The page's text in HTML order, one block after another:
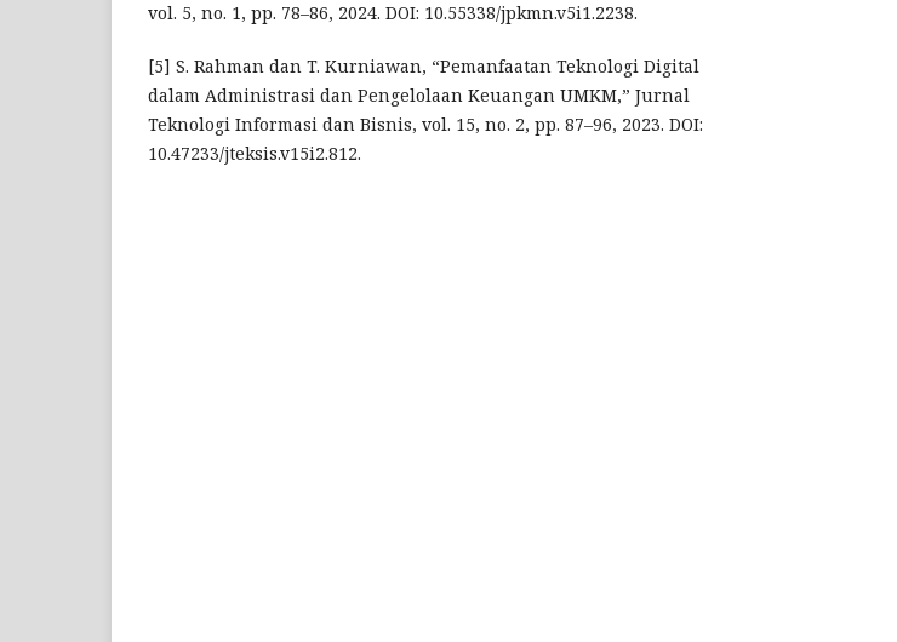
vol. 5, no. 1, pp. 78–86, 2024. DOI: 10.55338/jpkmn.v5i1.2238.
[5] S. Rahman dan T. Kurniawan, “Pemanfaatan Teknologi Digital
dalam Administrasi dan Pengelolaan Keuangan UMKM,” Jurnal
Teknologi Informasi dan Bisnis, vol. 15, no. 2, pp. 87–96, 2023. DOI:
10.47233/jteksis.v15i2.812.